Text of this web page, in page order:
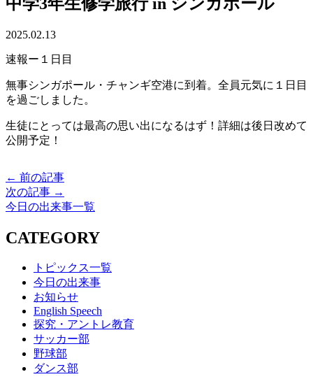
2025.02.13
速報ー１日目
無事シンガポール・チャンギ空港に到着。全員元気に１日目
を過ごしました。
生徒にとっては最高の思い出になるはず！詳細は後日改めて
公開予定！
← 前の記事
次の記事 →
今日の出来事一覧
CATEGORY
トピックス一覧
今日の出来事
お知らせ
English Speech
探究・アントレ教育
サッカー部
野球部
ダンス部